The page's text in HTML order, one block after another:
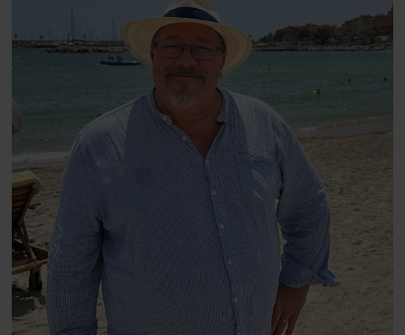
at miste stemmen og den
livsglæde, han nægter at give slip
på.